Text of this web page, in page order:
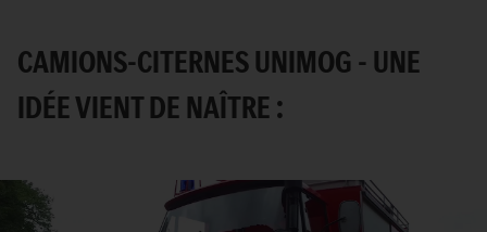
CAMIONS-CITERNES UNIMOG - UNE
IDÉE VIENT DE NAÎTRE :